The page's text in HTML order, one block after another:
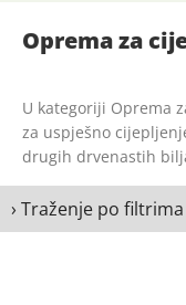
Oprema za
U kategoriji Oprema
za uspješno
drugih drvenastih
› Traženje po filtrima